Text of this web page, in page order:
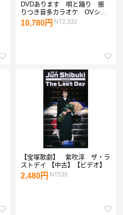
DVDあります 唄と踊り 振
りつき音多カラオケ OVシリ
ーズ11（DVDまたはVHS）
10,780円 NT2,332
【宝塚歌劇】 紫吹淳 ザ・ラ
ストデイ 【中古】【ビデオ】
2,480円 NT536